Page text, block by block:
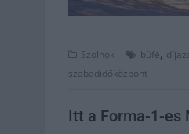
Szolnok büfé,
szabadidőközpont
Itt a Forma-1-es